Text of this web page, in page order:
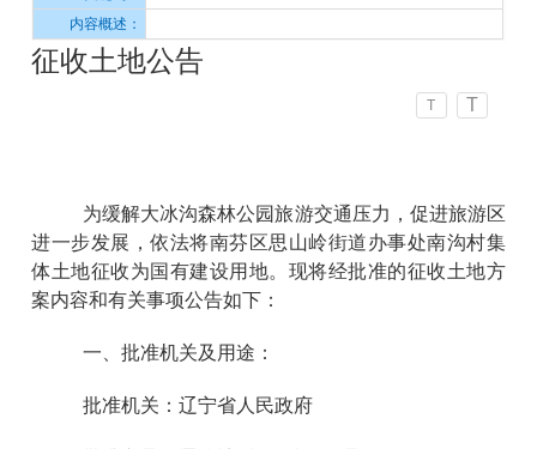
内容概述：
征收土地公告
T T
为缓解大冰沟森林公园旅游交通压力，促进旅游区
进一步发展，依法将南芬区思山岭街道办事处南沟村集
体土地征收为国有建设用地。现将经批准的征收土地方
案内容和有关事项公告如下：
一、批准机关及用途：
批准机关：辽宁省人民政府